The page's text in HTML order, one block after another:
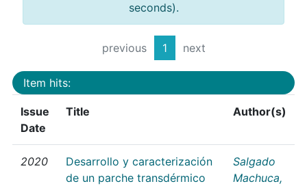
seconds).
previous 1 next
Item hits:
Issue
Date
Title Author(s)
2020
Desarrollo y caracterización
de un parche transdérmico
Salgado
Machuca,